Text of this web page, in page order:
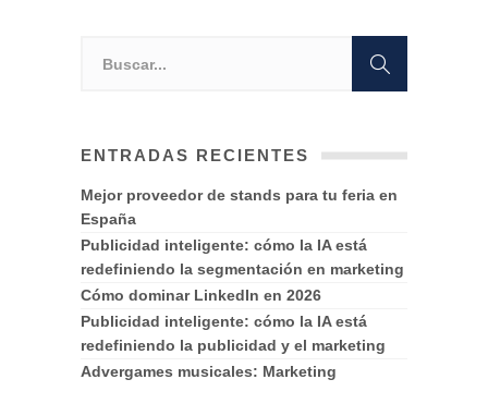
ENTRADAS RECIENTES
Mejor proveedor de stands para tu feria en
España
Publicidad inteligente: cómo la IA está
redefiniendo la segmentación en marketing
Cómo dominar LinkedIn en 2026
Publicidad inteligente: cómo la IA está
redefiniendo la publicidad y el marketing
Advergames musicales: Marketing